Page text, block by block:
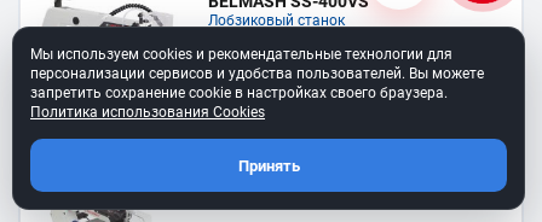
Лобзиковый станок
13 190 ₽
В корзину
Станок лобзиковый BELMASH SS-
530VSP
Мы используем cookies и рекомендательные технологии для
персонализации сервисов и удобства пользователей. Вы можете
запретить сохранение cookie в настройках своего браузера.
Политика использования Cookies
Принять